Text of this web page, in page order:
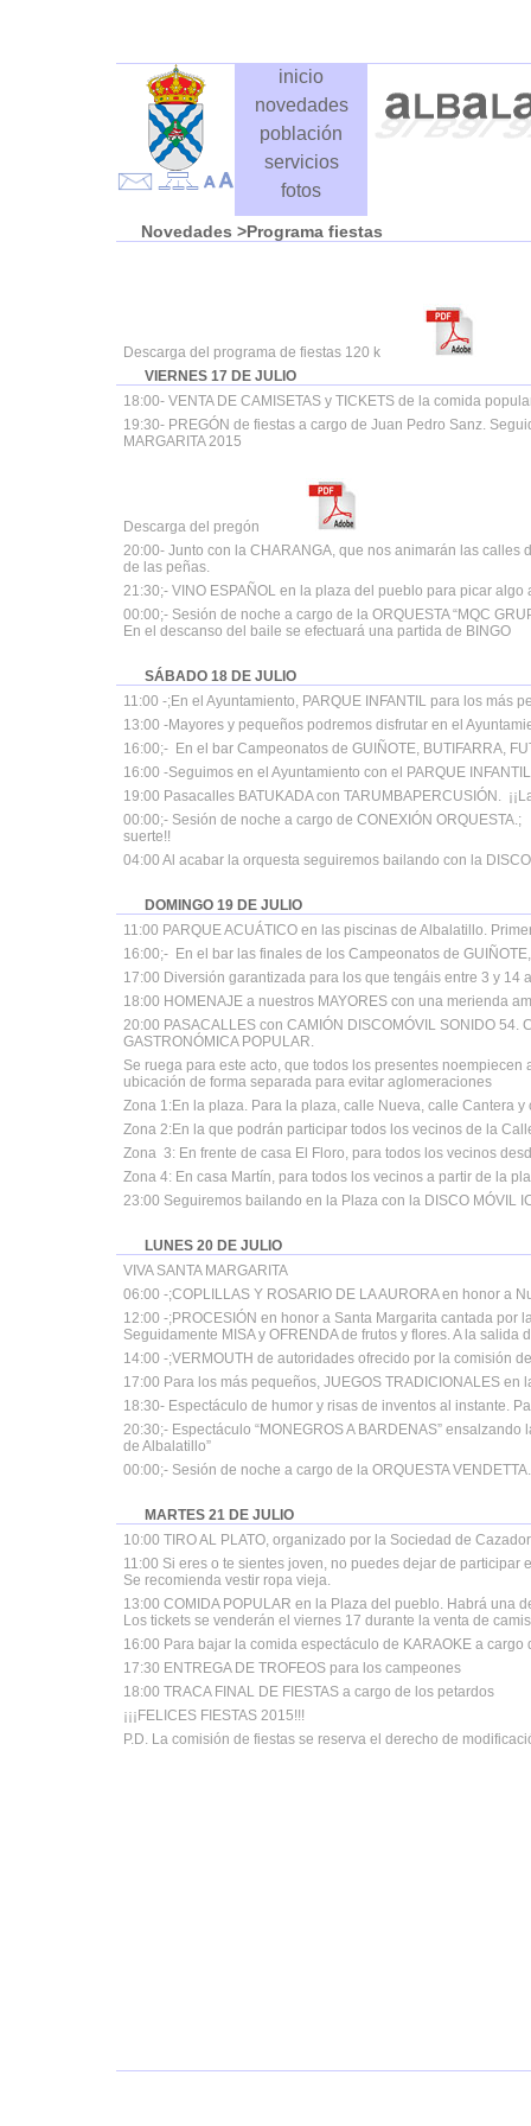
inicio
novedades
población
servicios
fotos
Novedades >Programa fiestas
Descarga del programa de fiestas 120 k
VIERNES 17 DE JULIO
18:00- VENTA DE CAMISETAS y TICKETS de la comida
19:30- PREGÓN de fiestas a cargo de Juan Pedro Sanz.
MARGARITA 2015
Descarga del pregón
20:00- Junto con la CHARANGA, que nos animarán las
de las peñas.
21:30;- VINO ESPAÑOL en la plaza del pueblo para picar algo
00:00;- Sesión de noche a cargo de la ORQUESTA “MQC
En el descanso del baile se efectuará una partida de BINGO
SÁBADO 18 DE JULIO
11:00 -;En el Ayuntamiento, PARQUE INFANTIL para los más
13:00 -Mayores y pequeños podremos disfrutar en el
16:00;- En el bar Campeonatos de GUIÑOTE, BUTIFARRA,
16:00 -Seguimos en el Ayuntamiento con el PARQUE
19:00 Pasacalles BATUKADA con TARUMBAPERCUSIÓN.
00:00;- Sesión de noche a cargo de CONEXIÓN
suerte!!
04:00 Al acabar la orquesta seguiremos bailando con la
DOMINGO 19 DE JULIO
11:00 PARQUE ACUÁTICO en las piscinas de Albalatillo.
16:00;- En el bar las finales de los Campeonatos de
17:00 Diversión garantizada para los que tengáis entre 3 y 14
18:00 HOMENAJE a nuestros MAYORES con una merienda
20:00 PASACALLES con CAMIÓN DISCOMÓVIL SONIDO
GASTRONÓMICA POPULAR.
Se ruega para este acto, que todos los presentes
ubicación de forma separada para evitar aglomeraciones
Zona 1:En la plaza. Para la plaza, calle Nueva, calle Cantera y
Zona 2:En la que podrán participar todos los vecinos de la
Zona 3: En frente de casa El Floro, para todos los vecinos
Zona 4: En casa Martín, para todos los vecinos a partir de la
23:00 Seguiremos bailando en la Plaza con la DISCO MÓVIL
LUNES 20 DE JULIO
VIVA SANTA MARGARITA
06:00 -;COPLILLAS Y ROSARIO DE LA AURORA en honor a
12:00 -;PROCESIÓN en honor a Santa Margarita cantada por
Seguidamente MISA y OFRENDA de frutos y flores. A la
14:00 -;VERMOUTH de autoridades ofrecido por la comisión
17:00 Para los más pequeños, JUEGOS TRADICIONALES
18:30- Espectáculo de humor y risas de inventos al instante.
20:30;- Espectáculo “MONEGROS A BARDENAS”
de Albalatillo”
00:00;- Sesión de noche a cargo de la ORQUESTA
MARTES 21 DE JULIO
10:00 TIRO AL PLATO, organizado por la Sociedad de
11:00 Si eres o te sientes joven, no puedes dejar de
Se recomienda vestir ropa vieja.
13:00 COMIDA POPULAR en la Plaza del pueblo. Habrá una
Los tickets se venderán el viernes 17 durante la venta de
16:00 Para bajar la comida espectáculo de KARAOKE a
17:30 ENTREGA DE TROFEOS para los campeones
18:00 TRACA FINAL DE FIESTAS a cargo de los petardos
¡¡¡FELICES FIESTAS 2015!!!
P.D. La comisión de fiestas se reserva el derecho de